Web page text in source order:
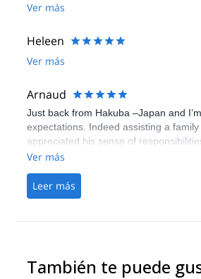
Ver más
Heleen
Ver más
Arnaud
Just back from Hakuba –Japan and
expectations. Indeed assisting a
appreciated his sense of
course skiing in immaculate powder.
Arnaud
Ver más
Leer más
También te puede